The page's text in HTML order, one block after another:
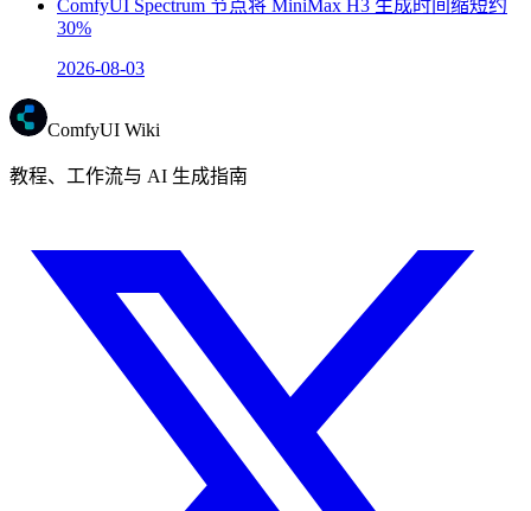
ComfyUI Spectrum 节点将 MiniMax H3 生成时间缩短约
30%
2026-08-03
ComfyUI Wiki
教程、工作流与 AI 生成指南